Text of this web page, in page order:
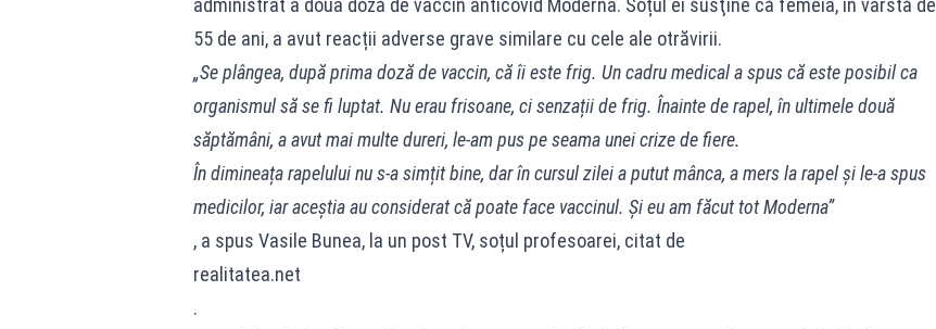
administrat a doua doză de vaccin anticovid Moderna. Soțul ei susţine că femeia, în vârstă de
55 de ani, a avut reacții adverse grave similare cu cele ale otrăvirii.
„Se plângea, după prima doză de vaccin, că îi este frig. Un cadru medical a spus că este posibil ca
organismul să se fi luptat. Nu erau frisoane, ci senzații de frig. Înainte de rapel, în ultimele două
săptămâni, a avut mai multe dureri, le-am pus pe seama unei crize de fiere.
În dimineața rapelului nu s-a simțit bine, dar în cursul zilei a putut mânca, a mers la rapel și le-a spus
medicilor, iar aceștia au considerat că poate face vaccinul. Și eu am făcut tot Moderna”
, a spus Vasile Bunea, la un post TV, soțul profesoarei, citat de
realitatea.net
.